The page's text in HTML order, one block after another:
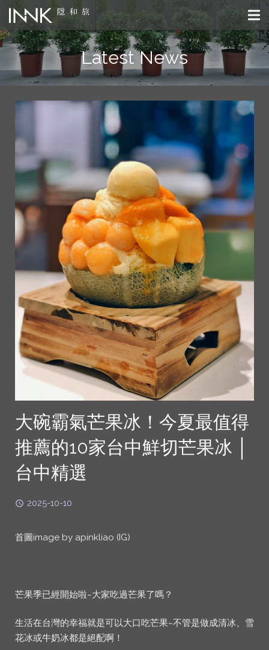
Latest News
大碗霸氣芒果冰！今夏最值得
推薦的10家台中鮮切芒果冰 │
台中精選
2025-10-10
首圖image by apinkliao (IG)
芒果季已經開始啦~大家吃過芒果了嗎？
生活在台灣的幸福就是可以大口吃芒果~不管是做成清冰、雪
花冰或牛奶冰都是絕配啊！